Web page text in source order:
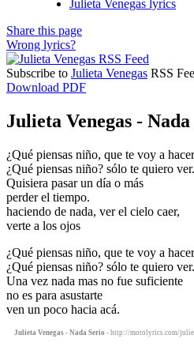
Julieta Venegas lyrics
Share this page
Wrong lyrics?
Subscribe to Julieta Venegas RSS
Download PDF
Julieta Venegas -
¿Qué piensas niño, que te voy a
¿Qué piensas niño? sólo te quiero ver.
Quisiera pasar un día o más
perder el tiempo.
haciendo de nada, ver el cielo caer,
verte a los ojos
¿Qué piensas niño, que te voy a
¿Qué piensas niño? sólo te quiero ver.
Una vez nada mas no fue suficiente
no es para asustarte
ven un poco hacia acá.
Julieta Venegas - Nada Serio - http://motolyrics.com/